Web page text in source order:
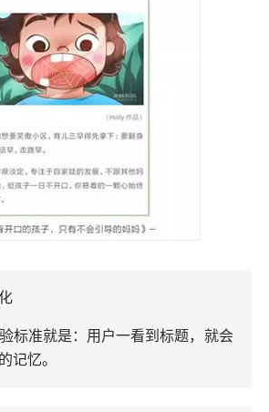
标准就是：用户一看到标题，就会
记忆。